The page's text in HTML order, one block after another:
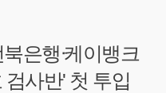
은행ᐧ케이뱅크
사반' 첫 투입